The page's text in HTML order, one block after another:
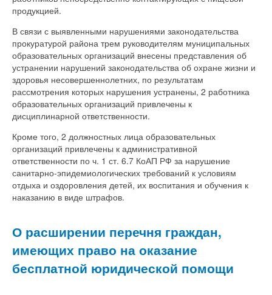
продукцией.
В связи с выявленными нарушениями законодательства
прокуратурой района трем руководителям муниципальных
образовательных организаций внесены представления об
устранении нарушений законодательства об охране жизни и
здоровья несовершеннолетних, по результатам
рассмотрения которых нарушения устранены, 2 работника
образовательных организаций привлечены к
дисциплинарной ответственности.
Кроме того, 2 должностных лица образовательных
организаций привлечены к административной
ответственности по ч. 1 ст. 6.7 КоАП РФ за нарушение
санитарно-эпидемиологических требований к условиям
отдыха и оздоровления детей, их воспитания и обучения к
наказанию в виде штрафов.
О расширении перечня граждан,
имеющих право на оказание
бесплатной юридической помощи